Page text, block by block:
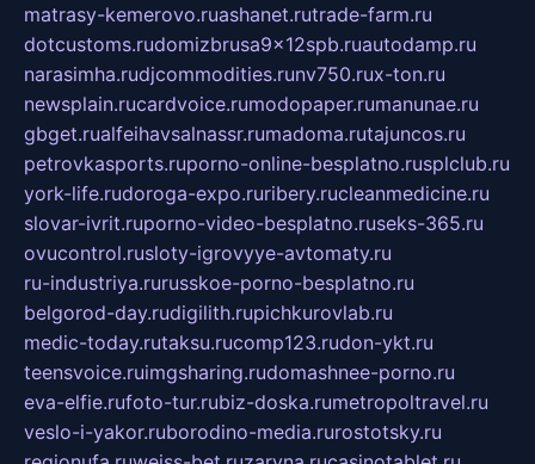
matrasy-kemerovo.ruashanet.rutrade-farm.ru
dotcustoms.rudomizbrusa9x12spb.ruautodamp.ru
narasimha.rudjcommodities.runv750.rux-ton.ru
newsplain.rucardvoice.rumodopaper.rumanunae.ru
gbget.rualfeihavsalnassr.rumadoma.rutajuncos.ru
petrovkasports.ruporno-online-besplatno.rusplclub.ru
york-life.rudoroga-expo.ruribery.rucleanmedicine.ru
slovar-ivrit.ruporno-video-besplatno.ruseks-365.ru
ovucontrol.rusloty-igrovyye-avtomaty.ru
ru-industriya.rurusskoe-porno-besplatno.ru
belgorod-day.rudigilith.rupichkurovlab.ru
medic-today.rutaksu.rucomp123.rudon-ykt.ru
teensvoice.ruimgsharing.rudomashnee-porno.ru
eva-elfie.rufoto-tur.rubiz-doska.rumetropoltravel.ru
veslo-i-yakor.ruborodino-media.rurostotsky.ru